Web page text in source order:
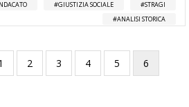
GIUSTIZIA SOCIALE
STRAGI
ANALISI STORICA
Pagina
2 Pagina
3 Pagina
4 Pagina
5
Pagina
attuale
6